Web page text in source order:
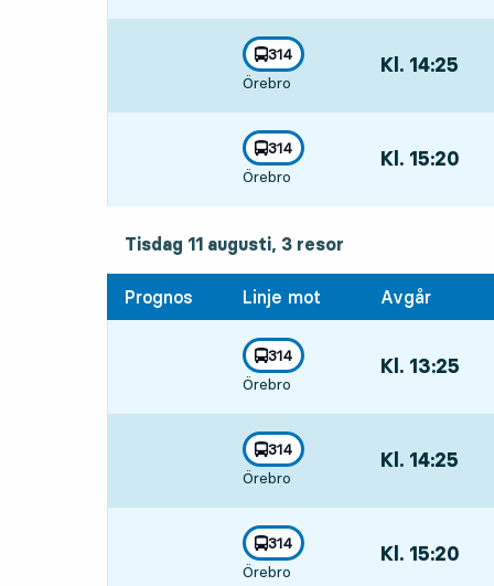
linje
314
mot
Örebro
, Kl. 14:25
linje
314
mot
Örebro
, Kl. 15:20
tisdag 11 augusti, 3resor
Tisdag 11 augusti, 3 resor
Prognos Linje mot Avgår
linje
314
mot
Örebro
, Kl. 13:25
linje
314
mot
Örebro
, Kl. 14:25
linje
314
mot
Örebro
, Kl. 15:20